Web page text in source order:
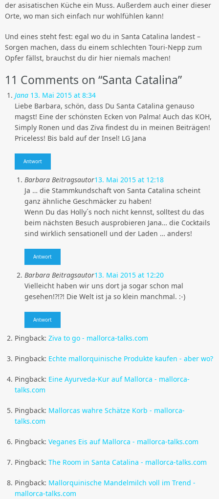
der asisatischen Küche ein Muss. Außerdem auch einer dieser
Orte, wo man sich einfach nur wohlfühlen kann!
Und eines steht fest: egal wo du in Santa Catalina landest –
Sorgen machen, dass du einem schlechten Touri-Nepp zum
Opfer fällst, brauchst du dir hier niemals machen!
11 Comments on “Santa Catalina”
Jana 13. Mai 2015 at 8:34
Liebe Barbara, schön, dass Du Santa Catalina genauso
magst! Eine der schönsten Ecken von Palma! Auch das KOH,
Simply Ronen und das Ziva findest du in meinen Beiträgen!
Priceless! Bis bald auf der Insel! LG Jana
Antwort
Barbara Beitragsautor13. Mai 2015 at 12:18
Ja … die Stammkundschaft von Santa Catalina scheint
ganz ähnliche Geschmäcker zu haben!
Wenn Du das Holly´s noch nicht kennst, solltest du das
beim nächsten Besuch ausprobieren Jana… die Cocktails
sind wirklich sensationell und der Laden … anders!
Antwort
Barbara Beitragsautor13. Mai 2015 at 12:20
Vielleicht haben wir uns dort ja sogar schon mal
gesehen!?!?! Die Welt ist ja so klein manchmal. :-)
Antwort
Pingback: Ziva to go - mallorca-talks.com
Pingback: Echte mallorquinische Produkte kaufen - aber wo?
Pingback: Eine Ayurveda-Kur auf Mallorca - mallorca-
talks.com
Pingback: Mallorcas wahre Schätze Korb - mallorca-
talks.com
Pingback: Veganes Eis auf Mallorca - mallorca-talks.com
Pingback: The Room in Santa Catalina - mallorca-talks.com
Pingback: Mallorquinische Mandelmilch voll im Trend -
mallorca-talks.com